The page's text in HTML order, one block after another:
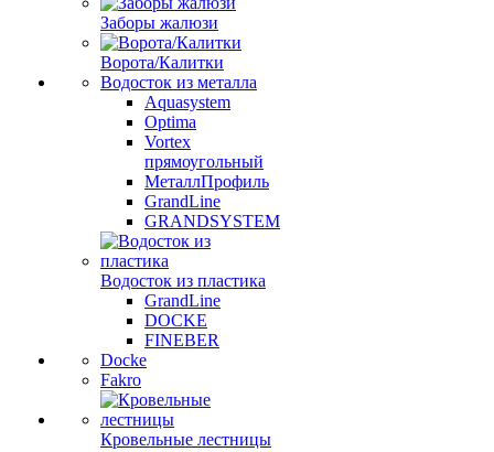
Заборы жалюзи
Ворота/Калитки
Водосток из металла
Aquasystem
Optima
Vortex
прямоугольный
МеталлПрофиль
GrandLine
GRANDSYSTEM
Водосток из пластика
GrandLine
DOCKE
FINEBER
Docke
Fakro
Кровельные лестницы